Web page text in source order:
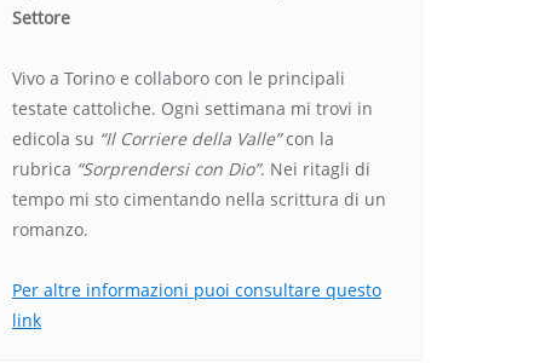
Settore
Vivo a Torino e collaboro con le principali
testate cattoliche. Ogni settimana mi trovi in
edicola su “Il Corriere della Valle”con la
rubrica “Sorprendersi con Dio”. Nei ritagli di
tempo mi sto cimentando nella scrittura di un
romanzo.
Per altre informazioni puoi consultare questo
link